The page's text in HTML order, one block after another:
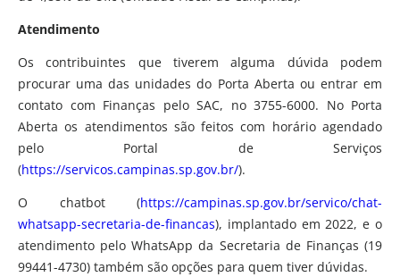
Atendimento
Os contribuintes que tiverem alguma dúvida podem
procurar uma das unidades do Porta Aberta ou entrar em
contato com Finanças pelo SAC, no 3755-6000. No Porta
Aberta os atendimentos são feitos com horário agendado
pelo Portal de Serviços
(https://servicos.campinas.sp.gov.br/).
O chatbot (https://campinas.sp.gov.br/servico/chat-
whatsapp-secretaria-de-financas), implantado em 2022, e o
atendimento pelo WhatsApp da Secretaria de Finanças (19
99441-4730) também são opções para quem tiver dúvidas.